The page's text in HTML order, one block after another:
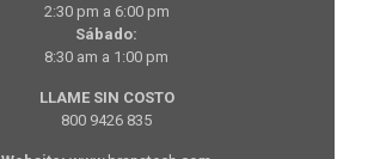
2:30 pm a 6:00 pm
Sábado:
8:30 am a 1:00 pm
LLAME SIN COSTO
800 9426 835